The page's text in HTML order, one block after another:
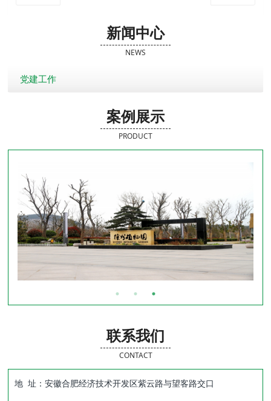
新闻中心
NEWS
党建工作
案例展示
PRODUCT
联系我们
CONTACT
地 址：安徽合肥经济技术开发区紫云路与望客路交口